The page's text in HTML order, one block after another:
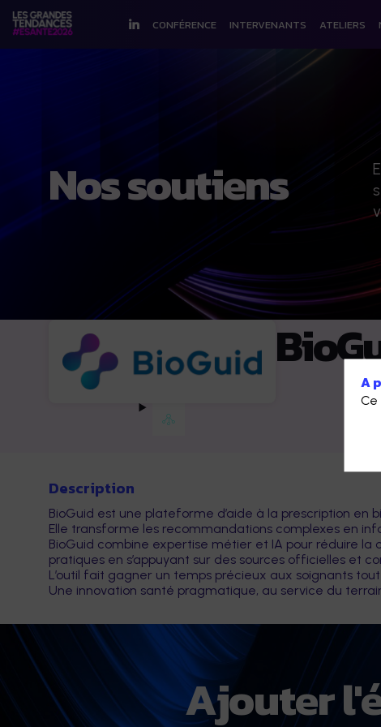
CONFÉRENCE INTERVENANTS ATELIERS
Nos soutiens
Description
BioGuid est une plateforme d’aide à la prescription en
Elle transforme les recommandations complexes en
BioGuid combine expertise métier et IA pour réduire la
pratiques en s’appuyant sur des sources officielles et
L’outil fait gagner un temps précieux aux soignants
Une innovation santé pragmatique, au service du
Ajouter
A
Ce